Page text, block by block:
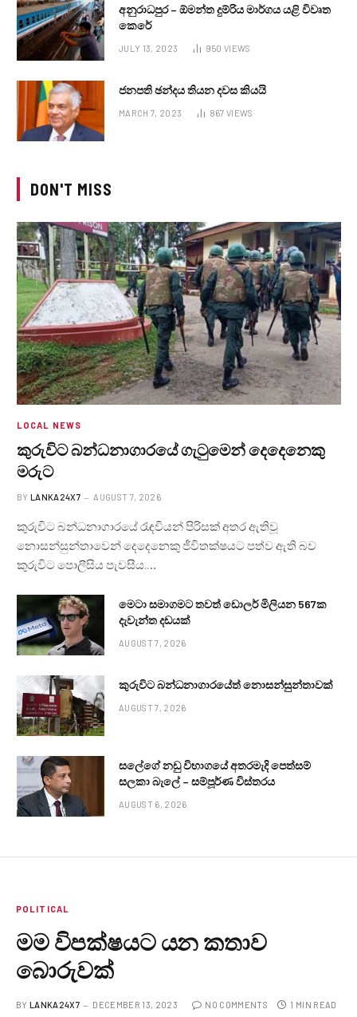
අනුරාධපුර – ඕමන්ත දුම්රිය මාර්ගය යළි විවෘත
කෙරේ
JULY 13, 2023 950 VIEWS
ජනපති ඡන්දය තියන දවස කියයි
MARCH 7, 2023 867 VIEWS
DON'T MISS
LOCAL NEWS
කුරුවිට බන්ධනාගාරයේ ගැටුමෙන් දෙදෙනෙකු
මරුට
BY LANKA24X7 AUGUST 7, 2026
කුරුවිට බන්ධනාගාරයේ රැඳවියන් පිරිසක් අතර ඇතිවූ
නොසන්සුන්තාවෙන් දෙදෙනෙකු ජීවිතක්ෂයට පත්ව ඇති බව
කුරුවිට පොලීසිය පැවසීය.…
මෙටා සමාගමට තවත් ඩොලර් මිලියන 567ක
දැවැන්ත දඩයක්
AUGUST 7, 2026
කුරුවිට බන්ධනාගාරයේත් නොසන්සුන්තාවක්
AUGUST 7, 2026
සලේගේ නඩු විභාගයේ අතරමැදි පෙත්සම්
සලකා බැලේ – සම්පූර්ණ විස්තරය
AUGUST 6, 2026
POLITICAL
මම විපක්ෂයට යන කතාව
බොරුවක්
BY LANKA24X7 DECEMBER 13, 2023 NO COMMENTS 1 MIN READ